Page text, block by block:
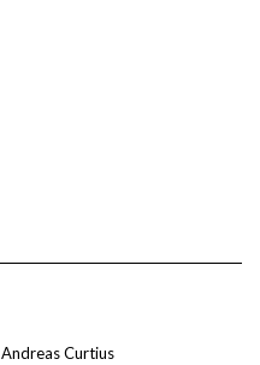
Andreas Curtius